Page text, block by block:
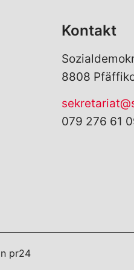
Kontakt
8808
079 276 61
pr24